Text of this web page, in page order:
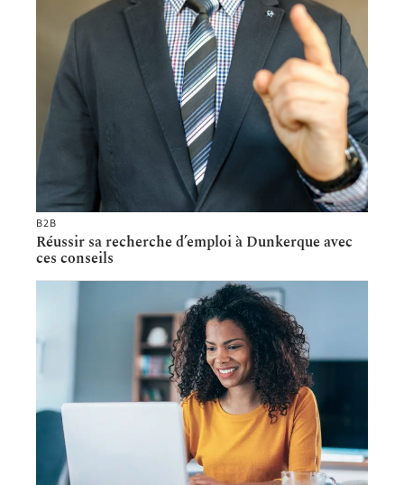
B2B
Réussir sa recherche d’emploi à Dunkerque avec
ces conseils